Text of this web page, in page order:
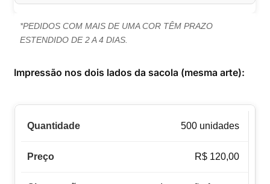
*PEDIDOS COM MAIS DE UMA COR TÊM PRAZO
ESTENDIDO DE 2 A 4 DIAS.
Impressão nos dois lados da sacola (mesma arte):
500 unidades
R$ 120,00